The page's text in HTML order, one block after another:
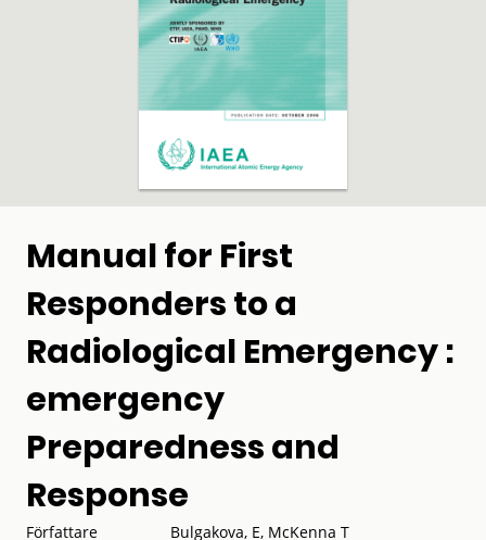
Manual for First
Responders to a
Radiological Emergency :
emergency
Preparedness and
Response
Författare
Bulgakova, E, McKenna T